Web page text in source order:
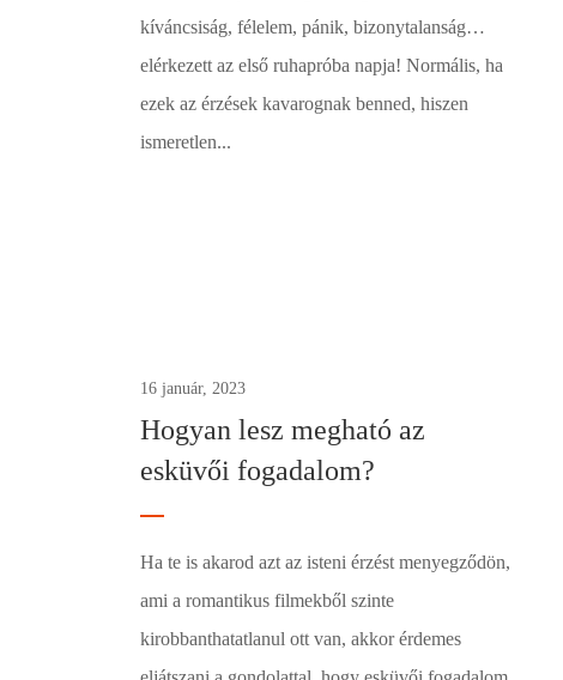
kíváncsiság, félelem, pánik, bizonytalanság…
elérkezett az első ruhapróba napja! Normális, ha
ezek az érzések kavarognak benned, hiszen
ismeretlen...
16 január, 2023
Hogyan lesz megható az
esküvői fogadalom?
Ha te is akarod azt az isteni érzést menyegződön,
ami a romantikus filmekből szinte
kirobbanthatatlanul ott van, akkor érdemes